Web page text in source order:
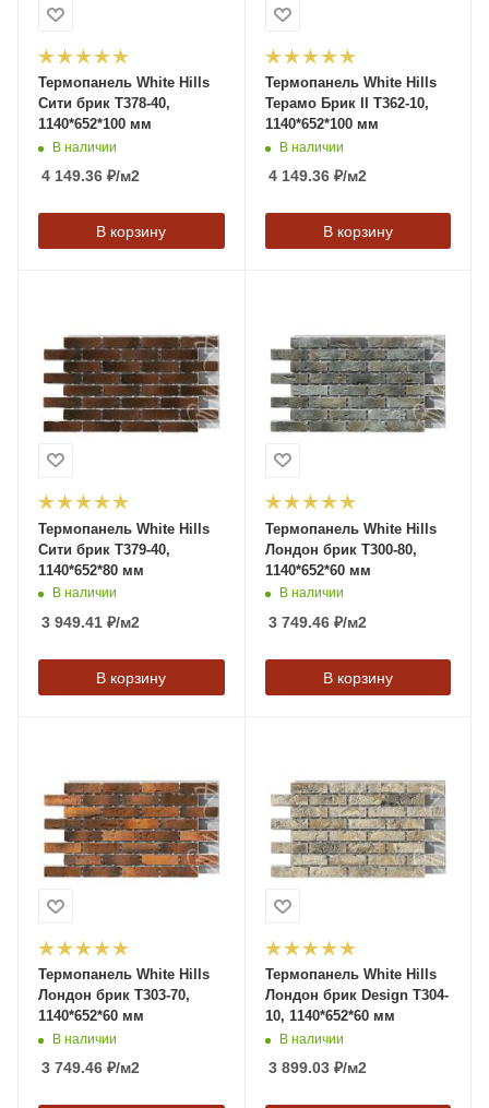
Термопанель White Hills
Сити брик T378-40,
1140*652*100 мм
В наличии
4 149.36 ₽/м2
В корзину
Термопанель White Hills
Терамо Брик II T362-10,
1140*652*100 мм
В наличии
4 149.36₽/м2
В корзину
Термопанель White Hills
Сити брик T379-40,
1140*652*80 мм
В наличии
3 949.41 ₽/м2
В корзину
Термопанель White Hills
Лондон брик T300-80,
1140*652*60 мм
В наличии
3 749.46₽/м2
В корзину
Термопанель White Hills
Лондон брик T303-70,
1140*652*60 мм
В наличии
3 749.46 ₽/м2
Термопанель White Hills
Лондон брик Design T304-
10, 1140*652*60 мм
В наличии
3 899.03₽/м2